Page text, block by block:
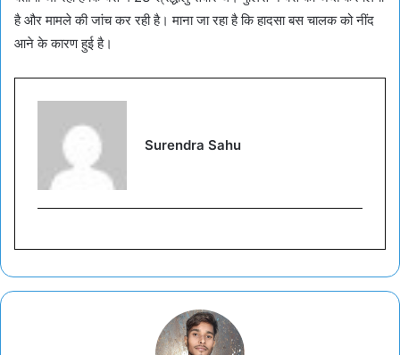
है और मामले की जांच कर रही है। माना जा रहा है कि हादसा बस चालक को नींद
आने के कारण हुई है।
Surendra Sahu